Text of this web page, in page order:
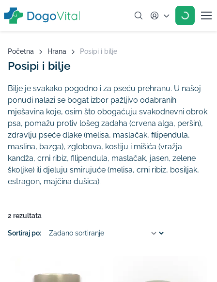
Account
Početna Hrana Posipi i bilje
Posipi i bilje
Bilje je svakako pogodno i za pseću prehranu. U našoj
ponudi nalazi se bogat izbor pažljivo odabranih
mješavina koje, osim što obogaćuju svakodnevni obrok
psa, pomažu protiv lošeg zadaha (crvena alga, peršin),
zdravlju pseće dlake (melisa, maslačak, filipendula,
maslina, bazga), zglobova, kostiju i mišića (vražja
kandža, crni ribiz, filipendula, maslačak, jasen, zelene
školjke) ili djeluju smirujuće (melisa, crni ribiz, bosiljak,
estragon, majčina dušica).
2 rezultata
Sortiraj po: